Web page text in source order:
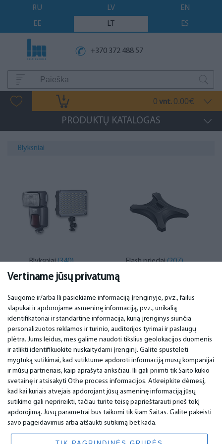
Vertiname jūsų privatumą
Saugome ir/arba Ili pasiekiame informaciją įrenginyje, pvz., failus
slapukai ir apdorojame asmeninę informaciją, pvz., unikalią
identifikatoriai ir standartinė informacija, kurią įrenginys siunčia
personalizuotos reklamos ir turinio, auditorijos tyrimai ir paslaugų
plėtra. Jums leidus, mes galime naudoti tikslius geolokacijos duomenis
ir atlikti identifikuokite nuskaitydami įrenginį. Galite spustelėti
mygtuką sutikimai, kad sutiktume apdoroti informaciją mūsų kompanijai
ir mūsų partneriais, kaip aprašyta anksčiau. Ili gali priimti tik Saito kukio
svetainę ir atsisakyti Othe process informacijos. Atkreipkite dėmesį,
kad kai kuriais atvejais apdorojant jūsų asmeninę informaciją jūsų
sutikimo gali neprireikti, tačiau turite teisę paprieštarauti prieš tokį
apdorojimą. Jūsų parametrai bus taikomi tik šiam Saitas. Galite pakeisti
savo pageidavimus arba atšaukti sutikimą bet kada.
RU LV
EN
EE
LT ES
+370 372 488 57
0 vnt. 0.00€
PRODUKTŲ KATALOGAS
Blyksniai
Blyksniai(340) Flash priedai(207)
SVARBU
Garantija
Mokėjimas
Naudojimo sąlygos
Privatumo politika
Kontaktai
Nuotolinė sutartis
KONTAKTINIAI DUOMENYS
Telefonas. +370 37248857
info@bm.lv
WhatsApp +371 27725222
Latvia, Riga, Krasta 89, LV-1019
© 2026 All Rights Reserved.
www.bm.market